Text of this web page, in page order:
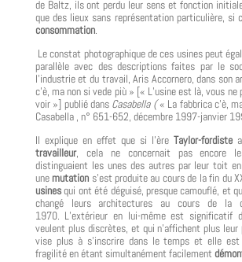
de Baltz, ils ont perdu leur sens et fonction
que des lieux sans représentation particulière, si
consommation.
Le constat photographique de ces usines peut
parallèle avec des descriptions faites par le
l’industrie et du travail, Aris Accornero, dans son
c’è, ma non si vede più » [« L’usine est là, vous
voir »] publié dans Casabella (« La fabbrica c’è,
Casabella , n° 651-652, décembre 1997-janvier
Il explique en effet que si l’èreTaylor-fordiste
travailleur, cela ne concernait pas encore
distinguaient les unes des autres par leur toit
unemutation s’est produite au cours de la fin du
usinesqui ont été déguisé, presque camouflé, et
changé leurs architectures au cours de la
1970. L’extérieur en lui-même est significatif
veulent plus discrètes, et qui n’affichent plus leur
vise plus à s’inscrire dans le temps et elle
fragilité en étant simultanément facilement